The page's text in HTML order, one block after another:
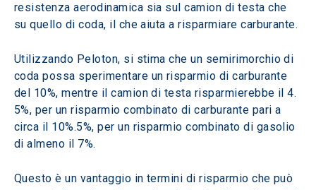
resistenza aerodinamica sia sul camion di testa che
su quello di coda, il che aiuta a risparmiare carburante.
Utilizzando Peloton, si stima che un semirimorchio di
coda possa sperimentare un risparmio di carburante
del 10%, mentre il camion di testa risparmierebbe il 4.
5%, per un risparmio combinato di carburante pari a
circa il 10%.5%, per un risparmio combinato di gasolio
di almeno il 7%.
Questo è un vantaggio in termini di risparmio che può